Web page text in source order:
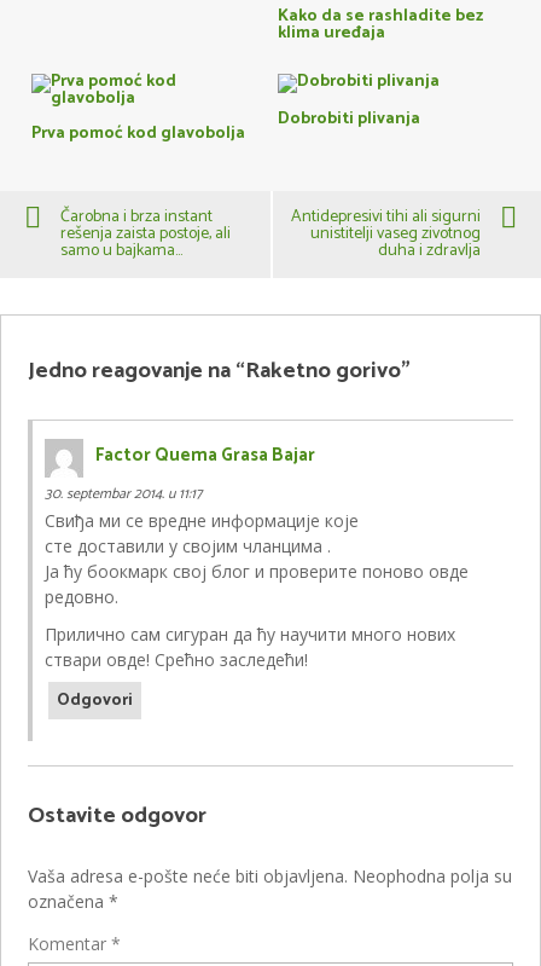
Kako da se rashladite bez
klima uređaja
Prva pomoć kod glavobolja
Dobrobiti plivanja
Čarobna i brza instant
rešenja zaista postoje, ali
samo u bajkama…
Antidepresivi tihi ali sigurni
unistitelji vaseg zivotnog
duha i zdravlja
Jedno reagovanje na “Raketno gorivo”
Factor Quema Grasa Bajar
30. septembar 2014. u 11:17
Свиђа ми се вредне информације које
сте доставили у својим чланцима .
Ја ћу боокмарк свој блог и проверите поново овде
редовно.
Прилично сам сигуран да ћу научити много нових
ствари овде! Срећно заследећи!
Odgovori
Ostavite odgovor
Vaša adresa e-pošte neće biti objavljena. Neophodna polja su
označena*
Komentar*